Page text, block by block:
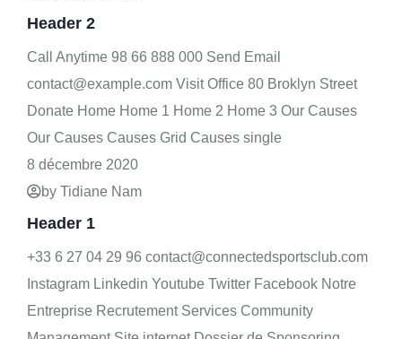
Header 2
Call Anytime 98 66 888 000 Send Email
contact@example.com Visit Office 80 Broklyn Street
Donate Home Home 1 Home 2 Home 3 Our Causes
Our Causes Causes Grid Causes single
8 décembre 2020
by Tidiane Nam
Header 1
+33 6 27 04 29 96 contact@connectedsportsclub.com
Instagram Linkedin Youtube Twitter Facebook Notre
Entreprise Recrutement Services Community